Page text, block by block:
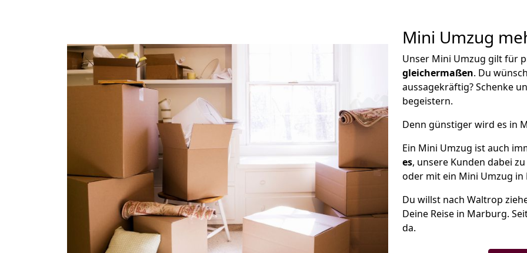
Mini Umzug
Unser Mini Umzug gilt für
gleichermaßen. Du
aussagekräftig? Schenke
begeistern.
Denn günstiger wird es in
Ein Mini Umzug ist auch
es, unsere Kunden dabei
oder mit ein Mini Umzug
Du willst nach Waltrop
Deine Reise in Marburg.
da.